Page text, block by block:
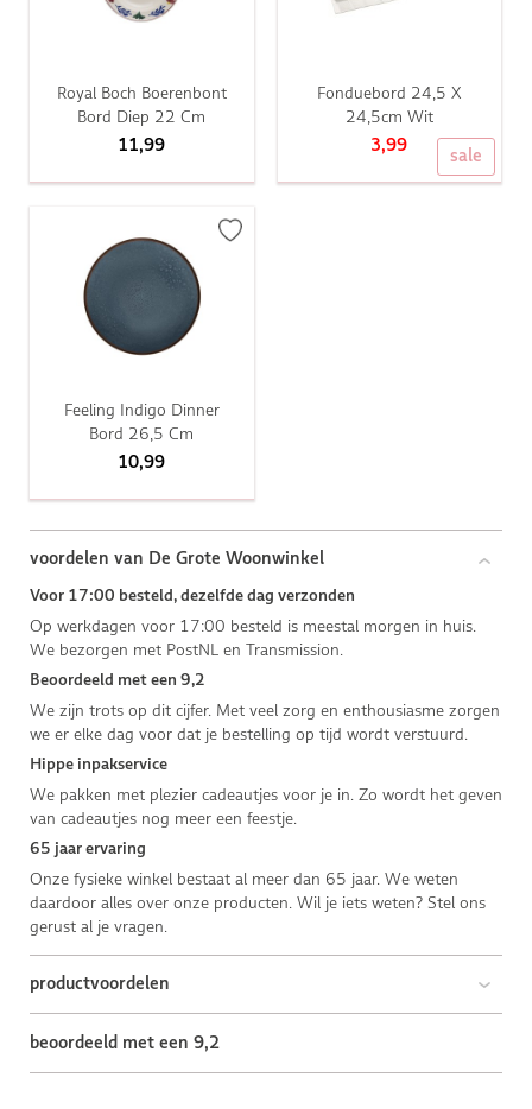
Royal Boch Boerenbont
Bord Diep 22 Cm
11,99
sale
Fonduebord 24,5 X
24,5cm Wit
3,99
Feeling Indigo Dinner
Bord 26,5 Cm
10,99
voordelen van De Grote Woonwinkel
Voor 17:00 besteld, dezelfde dag verzonden
Op werkdagen voor 17:00 besteld is meestal morgen in huis.
We bezorgen met PostNL en Transmission.
Beoordeeld met een 9,2
We zijn trots op dit cijfer. Met veel zorg en enthousiasme zorgen
we er elke dag voor dat je bestelling op tijd wordt verstuurd.
Hippe inpakservice
We pakken met plezier cadeautjes voor je in. Zo wordt het geven
van cadeautjes nog meer een feestje.
65 jaar ervaring
Onze fysieke winkel bestaat al meer dan 65 jaar. We weten
daardoor alles over onze producten. Wil je iets weten? Stel ons
gerust al je vragen.
productvoordelen
beoordeeld met een 9,2